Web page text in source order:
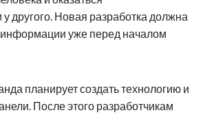
другого. Новая разработка должна
уже перед началом
планирует создать технологию и
После этого разработчикам